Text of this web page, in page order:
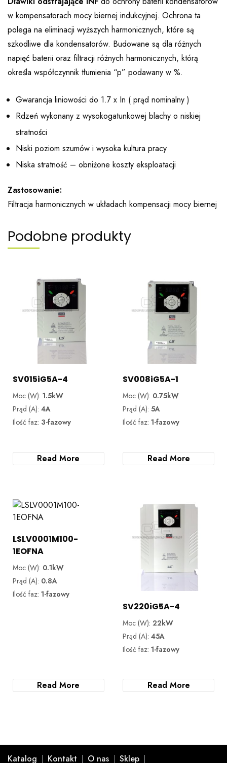
w kompensatorach mocy biernej indukcyjnej. Ochrona ta
polega na eliminacji wyższych harmonicznych, które są
szkodliwe dla kondensatorów. Budowane są dla różnych
napięć baterii oraz filtracji różnych harmonicznych, którą
określa współczynnik tłumienia “p” podawany w %.
Gwarancja liniowości do 1.7 x In ( prąd nominalny )
Rdzeń wykonany z wysokogatunkowej blachy o niskiej
stratności
Niski poziom szumów i wysoka kultura pracy
Niska stratność – obniżone koszty eksploatacji
Zastosowanie:
Filtracja harmonicznych w układach kompensacji mocy biernej
Podobne produkty
SV015iG5A-4
Moc (W): 1.5kW
Prąd (A): 4A
Ilość faz: 3-fazowy
Read More
SV008iG5A-1
Moc (W): 0.75kW
Prąd (A):5A
Ilość faz:1-fazowy
Read More
LSLV0001M100-
1EOFNA
Moc (W): 0.1kW
Prąd (A): 0.8A
Ilość faz: 1-fazowy
Read More
SV220iG5A-4
Moc (W): 22kW
Prąd (A):45A
Ilość faz:1-fazowy
Read More
Katalog Kontakt O nas Sklep